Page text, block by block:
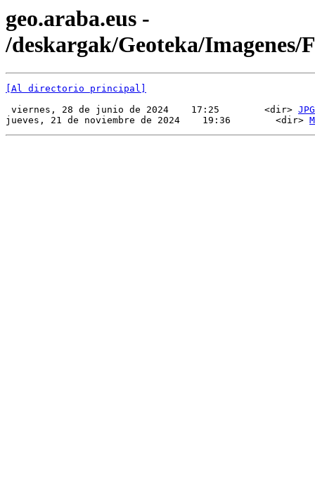
geo.araba.eus -
/deskargak/Geoteka/Imagenes/
[Al directorio principal]
viernes, 28 de junio de 2024    17:25        <dir> JPG
jueves, 21 de noviembre de 2024    19:36        <dir>